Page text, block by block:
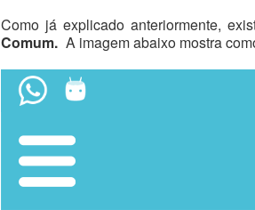
Como já explicado anteriormente,
Comum. A imagem abaixo mostra